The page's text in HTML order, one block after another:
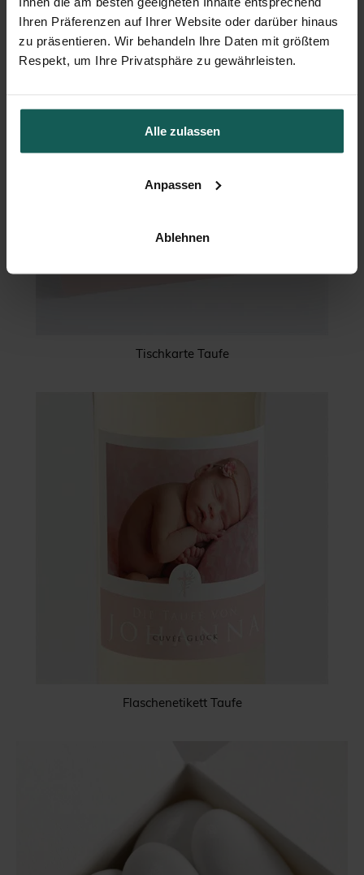
Ihren Präferenzen auf Ihrer Website oder darüber hinaus
zu präsentieren. Wir behandeln Ihre Daten mit größtem
Respekt, um Ihre Privatsphäre zu gewährleisten.
Alle zulassen
Anpassen
Ablehnen
Menükarte Taufe
Tischkarte Taufe
Flaschenetikett Taufe